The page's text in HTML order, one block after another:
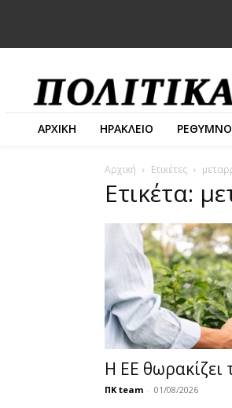
ΑΡΧΙΚΗ ΗΡΑΚΛΕΙΟ ΡΕΘΥΜΝΟ
Αρχική Ετικέτες
Ετικέτα:
Η ΕΕ θωρακίζει
ΠΚ team - 01/08/2026